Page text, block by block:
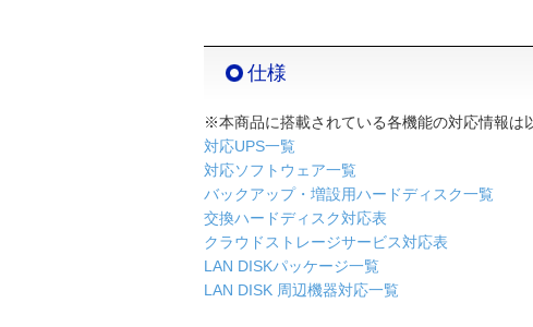
仕様
※本商品に搭載されている各機能の対応情報は
対応UPS一覧
対応ソフトウェア一覧
バックアップ・増設用ハードディスク一覧
交換ハードディスク対応表
クラウドストレージサービス対応表
LAN DISKパッケージ一覧
LAN DISK 周辺機器対応一覧